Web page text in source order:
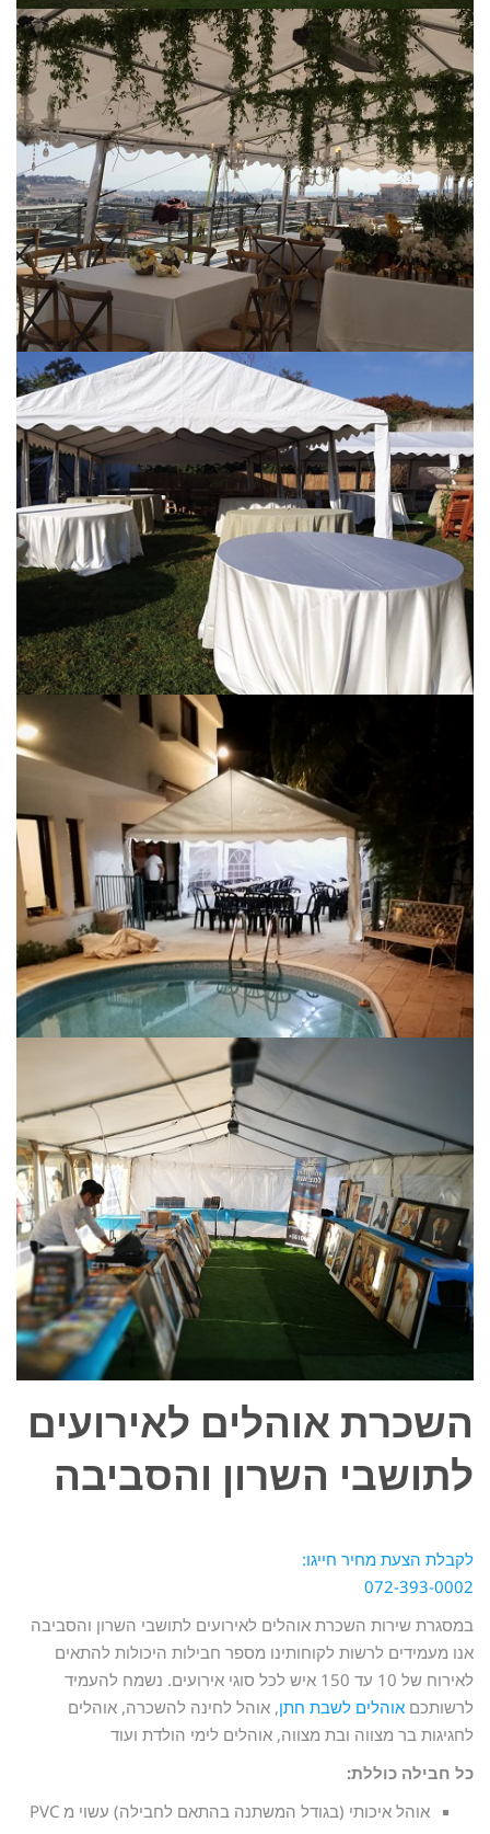
השכרת אוהלים לאירועים
לתושבי השרון והסביבה
לקבלת הצעת מחיר חייגו:
072-393-0002
במסגרת שירות השכרת אוהלים לאירועים לתושבי השרון והסביבה
אנו מעמידים לרשות לקוחותינו מספר חבילות היכולות להתאים
לאירוח של 10 עד 150 איש לכל סוגי אירועים. נשמח להעמיד
לרשותכם אוהלים לשבת חתן, אוהל לחינה להשכרה, אוהלים
לחגיגות בר מצווה ובת מצווה, אוהלים לימי הולדת ועוד
כל חבילה כוללת:
אוהל איכותי (בגודל המשתנה בהתאם לחבילה) עשוי מ PVC